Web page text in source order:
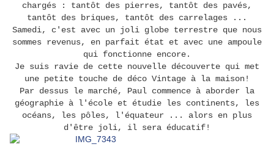
chargés : tantôt des pierres, tantôt des pavés,
tantôt des briques, tantôt des carrelages ...
Samedi, c'est avec un joli globe terrestre que nous
sommes revenus, en parfait état et avec une ampoule
qui fonctionne encore.
Je suis ravie de cette nouvelle découverte qui met
une petite touche de déco Vintage à la maison!
Par dessus le marché, Paul commence à aborder la
géographie à l'école et étudie les continents, les
océans, les pôles, l'équateur ... alors en plus
d'être joli, il sera éducatif!